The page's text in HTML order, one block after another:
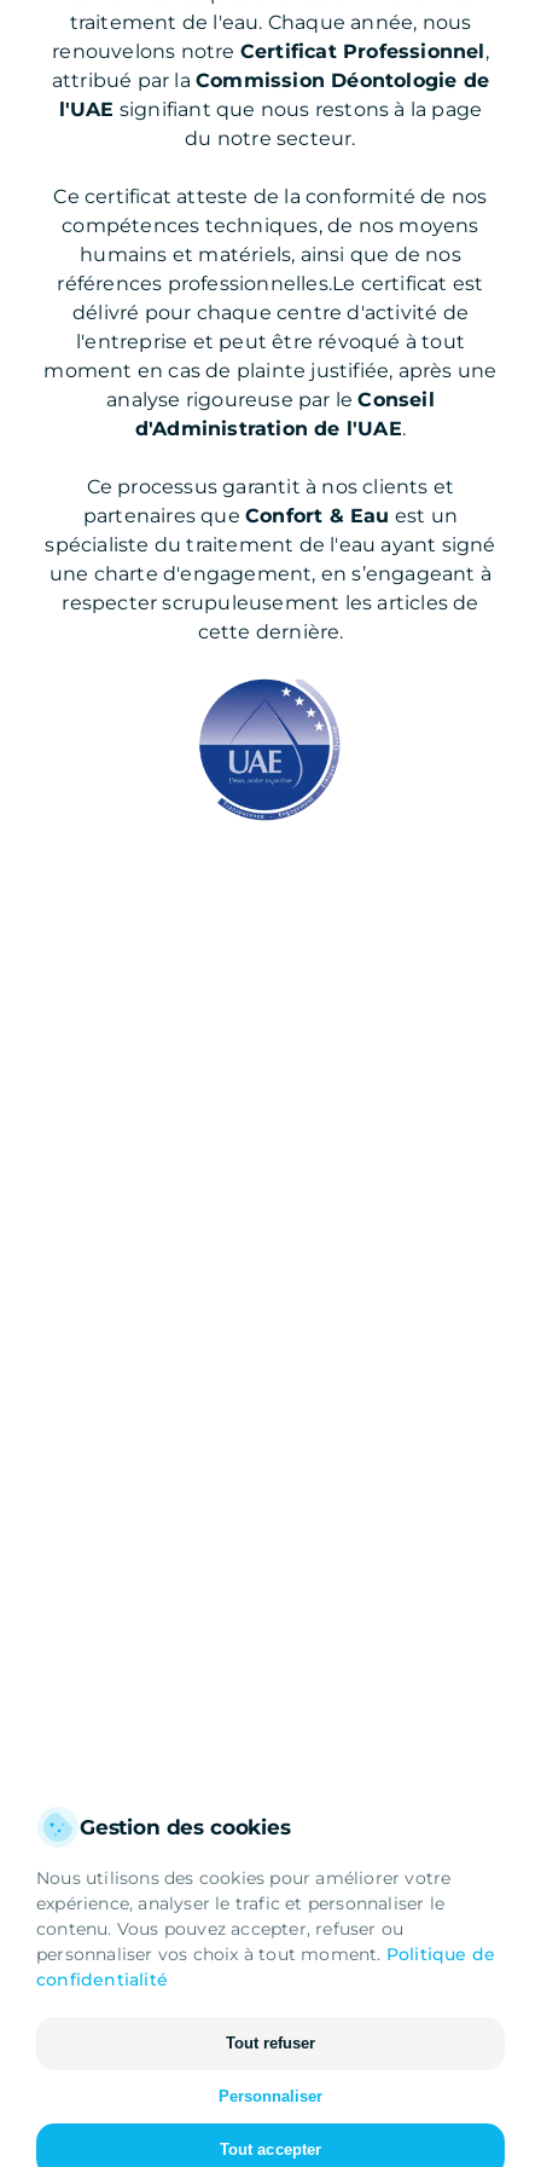
traitement de l'eau. Chaque année, nous
renouvelons notre Certificat Professionnel ,
attribué par laCommission Déontologie de
l'UAE signifiant que nous restons à la page
du notre secteur.
Ce certificat atteste de la conformité de nos
compétences techniques, de nos moyens
humains et matériels, ainsi que de nos
références professionnelles.Le certificat est
délivré pour chaque centre d'activité de
l'entreprise et peut être révoqué à tout
moment en cas de plainte justifiée, après une
analyse rigoureuse par leConseil
d'Administration de l'UAE.
Ce processus garantit à nos clients et
partenaires queConfort & Eau est un
spécialiste du traitement de l'eau ayant signé
une charte d'engagement, en s’engageant à
respecter scrupuleusement les articles de
cette dernière.
Gestion des cookies
Nous utilisons des cookies pour améliorer votre
expérience, analyser le trafic et personnaliser le
contenu. Vous pouvez accepter, refuser ou
personnaliser vos choix à tout moment. Politique de
confidentialité
Analytiques
Mesure d'audience et statistiques
Tout refuser
Personnaliser
Tout accepter